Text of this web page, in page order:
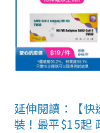
延伸閱讀：【
裝！最平$15起